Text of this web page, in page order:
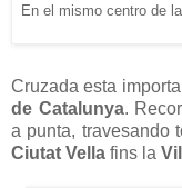
En el mismo centro de
Cruzada esta
de Catalunya.
a punta, travesando
Ciutat Vella fins la